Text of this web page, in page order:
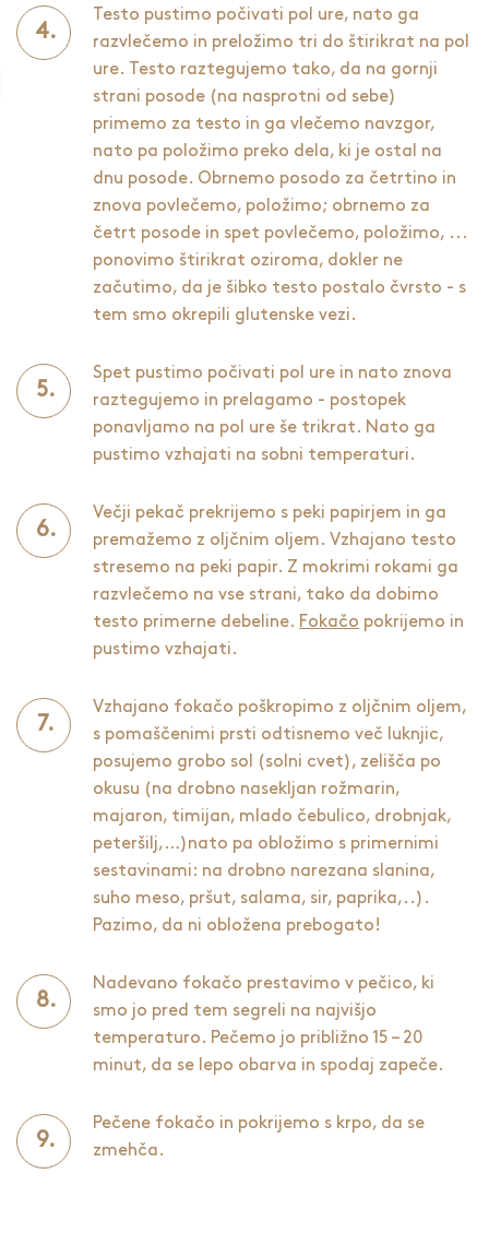
Testo pustimo počivati pol ure, nato ga
razvlečemo in preložimo tri do štirikrat na pol
ure. Testo raztegujemo tako, da na gornji
strani posode (na nasprotni od sebe)
primemo za testo in ga vlečemo navzgor,
nato pa položimo preko dela, ki je ostal na
dnu posode. Obrnemo posodo za četrtino in
znova povlečemo, položimo; obrnemo za
četrt posode in spet povlečemo, položimo, ...
ponovimo štirikrat oziroma, dokler ne
začutimo, da je šibko testo postalo čvrsto - s
tem smo okrepili glutenske vezi.
Spet pustimo počivati pol ure in nato znova
raztegujemo in prelagamo - postopek
ponavljamo na pol ure še trikrat. Nato ga
pustimo vzhajati na sobni temperaturi.
Večji pekač prekrijemo s peki papirjem in ga
premažemo z oljčnim oljem. Vzhajano testo
stresemo na peki papir. Z mokrimi rokami ga
razvlečemo na vse strani, tako da dobimo
testo primerne debeline. Fokačo pokrijemo in
pustimo vzhajati.
Vzhajano fokačo poškropimo z oljčnim oljem,
s pomaščenimi prsti odtisnemo več luknjic,
posujemo grobo sol (solni cvet), zelišča po
okusu (na drobno nasekljan rožmarin,
majaron, timijan, mlado čebulico, drobnjak,
peteršilj,…)nato pa obložimo s primernimi
sestavinami: na drobno narezana slanina,
suho meso, pršut, salama, sir, paprika,..).
Pazimo, da ni obložena prebogato!
Nadevano fokačo prestavimo v pečico, ki
smo jo pred tem segreli na najvišjo
temperaturo. Pečemo jo približno 15 – 20
minut, da se lepo obarva in spodaj zapeče.
Pečene fokačo in pokrijemo s krpo, da se
zmehča.